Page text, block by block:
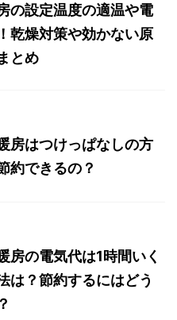
の設定温度の適温や電
乾燥対策や効かない原
とめ
房はつけっぱなしの方
約できるの？
房の電気代は1時間いく
は？節約するにはどう